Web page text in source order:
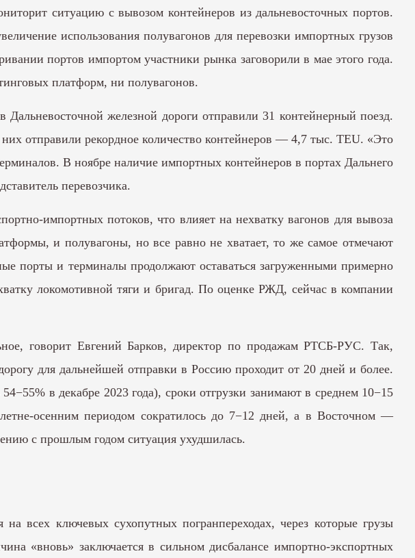
ситуацию с вывозом контейнеров из дальневосточных портов.
использования полувагонов для перевозки импортных грузов
портов импортом участники рынка заговорили в мае этого года.
платформ, ни полувагонов.
железной дороги отправили 31 контейнерный поезд.
отправили рекордное количество контейнеров — 4,7 тыс. TEU. «Это
В ноябре наличие импортных контейнеров в портах Дальнего
перевозчика.
импортных потоков, что влияет на нехватку вагонов для вывоза
и полувагоны, но все равно не хватает, то же самое отмечают
порты и терминалы продолжают оставаться загруженными примерно
локомотивной тяги и бригад. По оценке РЖД, сейчас в компании
говорит Евгений Барков, директор по продажам РТСБ-РУС. Так,
для дальнейшей отправки в Россию проходит от 20 дней и более.
в декабре 2023 года), сроки отгрузки занимают в среднем 10−15
осенним периодом сократилось до 7−12 дней, а в Восточном —
с прошлым годом ситуация ухудшилась.
всех ключевых сухопутных погранпереходах, через которые грузы
«вновь» заключается в сильном дисбалансе импортно-экспортных